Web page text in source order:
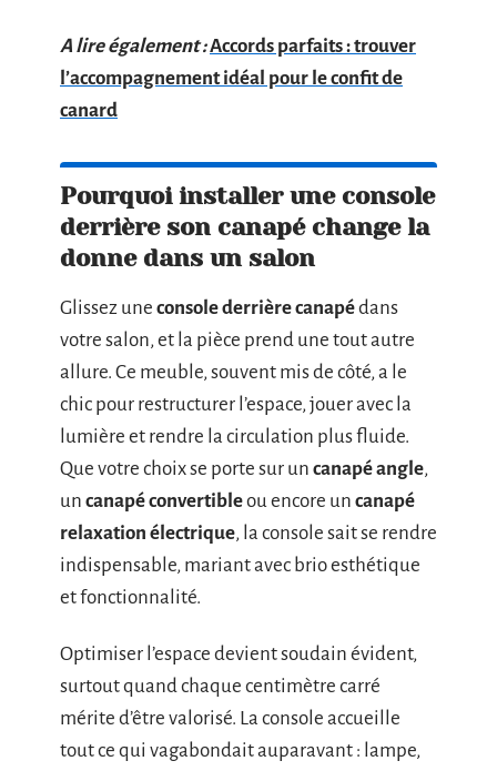
A lire également :Accords parfaits : trouver
l’accompagnement idéal pour le confit de
canard
Pourquoi installer une console
derrière son canapé change la
donne dans un salon
Glissez une console derrière canapédans
votre salon, et la pièce prend une tout autre
allure. Ce meuble, souvent mis de côté, a le
chic pour restructurer l’espace, jouer avec la
lumière et rendre la circulation plus fluide.
Que votre choix se porte sur un canapé angle,
un canapé convertibleou encore un canapé
relaxation électrique, la console sait se rendre
indispensable, mariant avec brio esthétique
et fonctionnalité.
Optimiser l’espace devient soudain évident,
surtout quand chaque centimètre carré
mérite d’être valorisé. La console accueille
tout ce qui vagabondait auparavant : lampe,